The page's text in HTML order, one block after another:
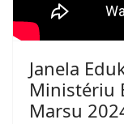
Janela
Ministériu
Marsu